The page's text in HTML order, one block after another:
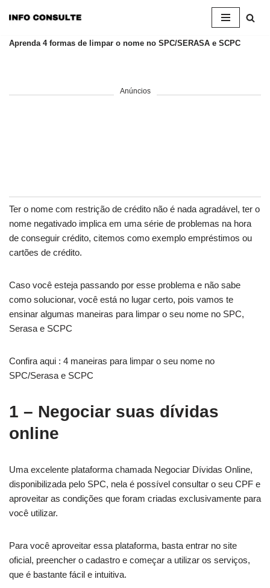
para
Aprenda 4 formas de limpar o nome no SPC/SERASA e SCPC
Anúncios
Ter o nome com restrição de crédito não é nada agradável, ter o
nome negativado implica em uma série de problemas na hora
de conseguir crédito, citemos como exemplo empréstimos ou
cartões de crédito.
Caso você esteja passando por esse problema e não sabe
como solucionar, você está no lugar certo, pois vamos te
ensinar algumas maneiras para limpar o seu nome no SPC,
Serasa e SCPC
Confira aqui : 4 maneiras para limpar o seu nome no
SPC/Serasa e SCPC
1 – Negociar suas dívidas
online
Uma excelente plataforma chamada Negociar Dívidas Online,
disponibilizada pelo SPC, nela é possível consultar o seu CPF e
aproveitar as condições que foram criadas exclusivamente para
você utilizar.
Para você aproveitar essa plataforma, basta entrar no site
oficial, preencher o cadastro e começar a utilizar os serviços,
que é bastante fácil e intuitiva.